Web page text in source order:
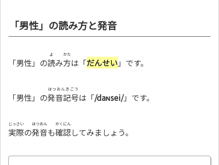
「男性」の読み方と発音
「男性」の読
よ
み方
かた
は「だんせい 」です。
「男性」の発音記号
はつおんきごう
は「/daɴsei/」です。
実際
じっさい
の発音
はつおん
も確認
かくにん
してみましょう。